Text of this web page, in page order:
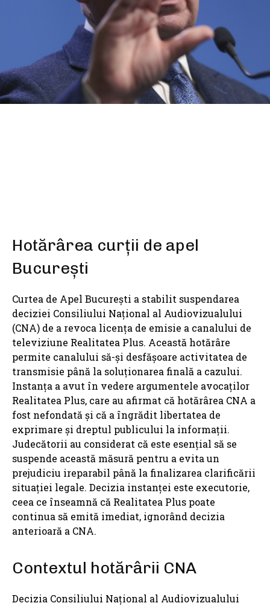
Hotărârea curții de apel
București
Curtea de Apel București a stabilit suspendarea
deciziei Consiliului Național al Audiovizualului
(CNA) de a revoca licența de emisie a canalului de
televiziune Realitatea Plus. Această hotărâre
permite canalului să-și desfășoare activitatea de
transmisie până la soluționarea finală a cazului.
Instanța a avut în vedere argumentele avocaților
Realitatea Plus, care au afirmat că hotărârea CNA a
fost nefondată și că a îngrădit libertatea de
exprimare și dreptul publicului la informații.
Judecătorii au considerat că este esențial să se
suspende această măsură pentru a evita un
prejudiciu ireparabil până la finalizarea clarificării
situației legale. Decizia instanței este executorie,
ceea ce înseamnă că Realitatea Plus poate
continua să emită imediat, ignorând decizia
anterioară a CNA.
Contextul hotărârii CNA
Decizia Consiliului Național al Audiovizualului